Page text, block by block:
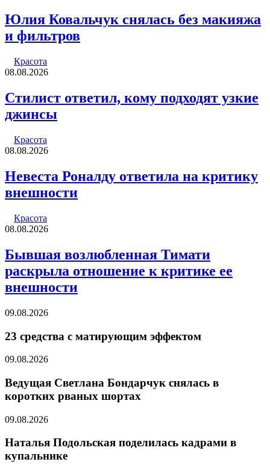
Юлия Ковальчук снялась без макияжа
и фильтров
Красота
08.08.2026
Стилист ответил, кому подходят узкие
джинсы
Красота
08.08.2026
Невеста Роналду ответила на критику
внешности
Красота
08.08.2026
Бывшая возлюбленная Тимати
раскрыла отношение к критике ее
внешности
09.08.2026
23 средства с матирующим эффектом
09.08.2026
Ведущая Светлана Бондарчук снялась в
коротких рваных шортах
09.08.2026
Наталья Подольская поделилась кадрами в
купальнике